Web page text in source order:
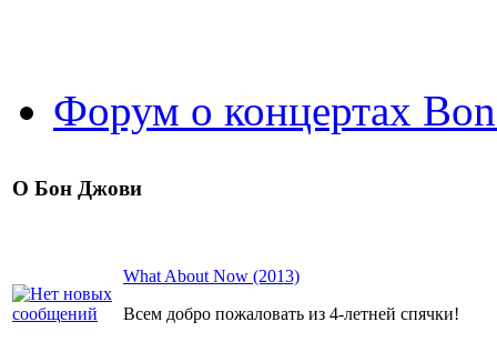
Форум о концертах
О Бон Джови
What About Now (2013)
Всем добро пожаловать из 4-летней спячки!